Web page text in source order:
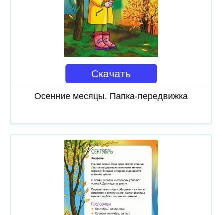
Скачать
Осенние месяцы. Папка-передвижка